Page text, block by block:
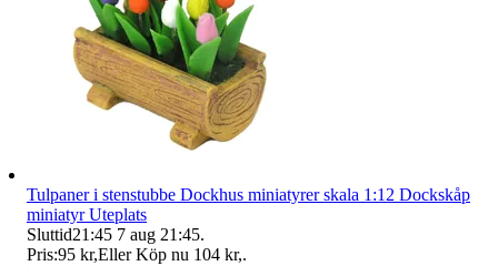
Tulpaner i stenstubbe Dockhus miniatyrer skala 1:12 Dockskåp
miniatyr Uteplats
Sluttid21:45 7 aug 21:45.
Pris:95 kr,Eller Köp nu 104 kr,.